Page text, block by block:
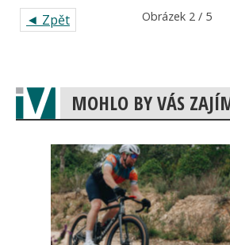
◄ Zpět Obrázek 2 / 5
MOHLO BY VÁS